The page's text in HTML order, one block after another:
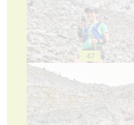
47